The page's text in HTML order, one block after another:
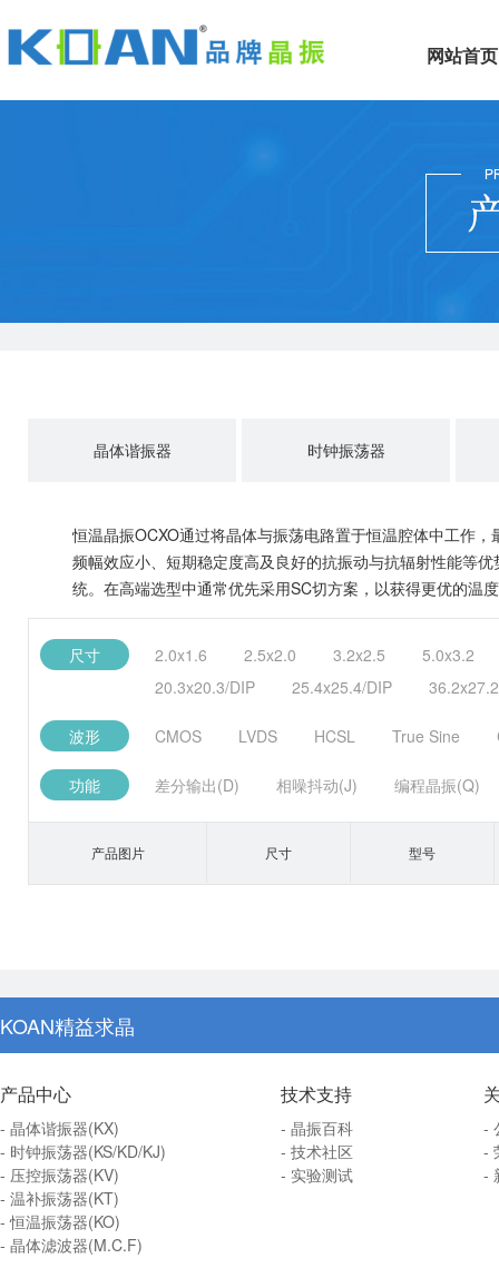
网站首页
晶体谐振器 时钟振荡器
恒温晶振OCXO通过将晶体与振荡电路置于恒温腔体中工作
频幅效应小、短期稳定度高及良好的抗振动与抗辐射性能等
统。在高端选型中通常优先采用SC切方案，以获得更优的温
尺寸 2.0x1.6 2.5x2.0 3.2x2.5
5.0x3.2
20.3x20.3/DIP
25.4x25.4/DIP
波形 CMOS LVDS HCSL True Sine
功能 差分输出(D) 相噪抖动(J) 编程晶振(Q)
产品图片 尺寸 型号
KOAN精益求晶
产品中心
- 晶体谐振器(KX)
- 时钟振荡器(KS/KD/KJ)
- 压控振荡器(KV)
- 温补振荡器(KT)
- 恒温振荡器(KO)
- 晶体滤波器(M.C.F)
技术支持
- 晶振百科
- 技术社区
- 实验测试
-
-
-